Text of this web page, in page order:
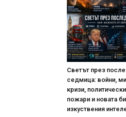
Светът през
седмица: войни,
кризи,
пожари и новата
изкуствения